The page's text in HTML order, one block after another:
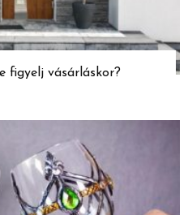
figyelj vásárláskor?